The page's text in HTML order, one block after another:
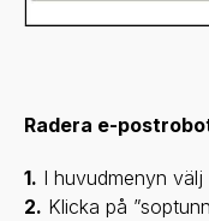
Radera e-
1. I huvudmenyn välj
2. Klicka på